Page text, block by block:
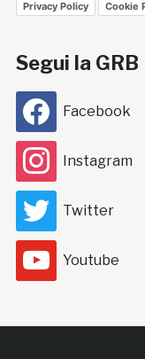
Privacy Policy Cookie
Segui la GRB
Facebook
Instagram
Twitter
Youtube